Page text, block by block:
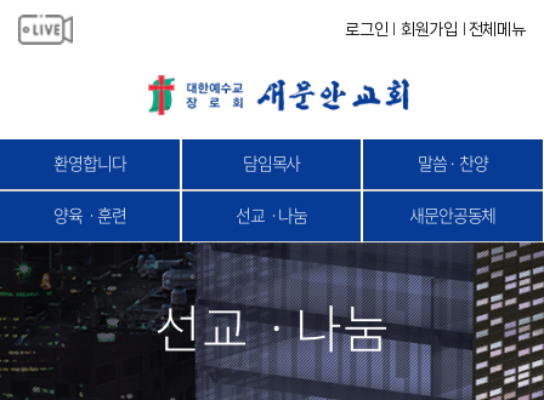
로그인 회원가입 전체메뉴
환영합니다 담임목사 말씀 · 찬양
양육ㆍ훈련 선교ㆍ나눔 새문안공동체
선교ㆍ나눔